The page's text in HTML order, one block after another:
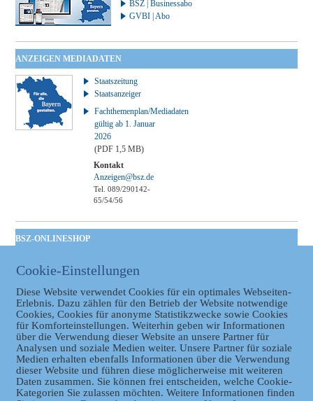
BSZ | Businessabo
GVBI | Abo
ANZEIGEN MEDIADATEN
Staatszeitung
Staatsanzeiger
Fachthemenplan/Mediadaten
gültig ab 1. Januar
2026
(PDF 1,5 MB)
Kontakt
Anzeigen@bsz.de
Tel. 089/290142-
65/54/56
BSZ-ONLINESHOP
Taschenbuch
GVBl | Einbanddecke
Datenschutz
Cookie-Einstellungen
Diese Website verwendet Cookies für ein optimales Webseiten-
Erlebnis. Dazu zählen für den Betrieb der Website notwendige
Cookies, Cookies für anonyme Statistikzwecke sowie Cookies
für Komforteinstellungen. Weiterhin geben wir Informationen
über die Verwendung dieser Website an unsere Partner für
Analysen und soziale Medien weiter. Unsere Partner für soziale
Medien erhalten ebenfalls Informationen über die Verwendung
dieser Website und führen diese möglicherweise mit weiteren
Daten zusammen. Sie können frei entscheiden, welche Cookie-
Kategorien Sie zulassen möchten. Weitere Informationen finden